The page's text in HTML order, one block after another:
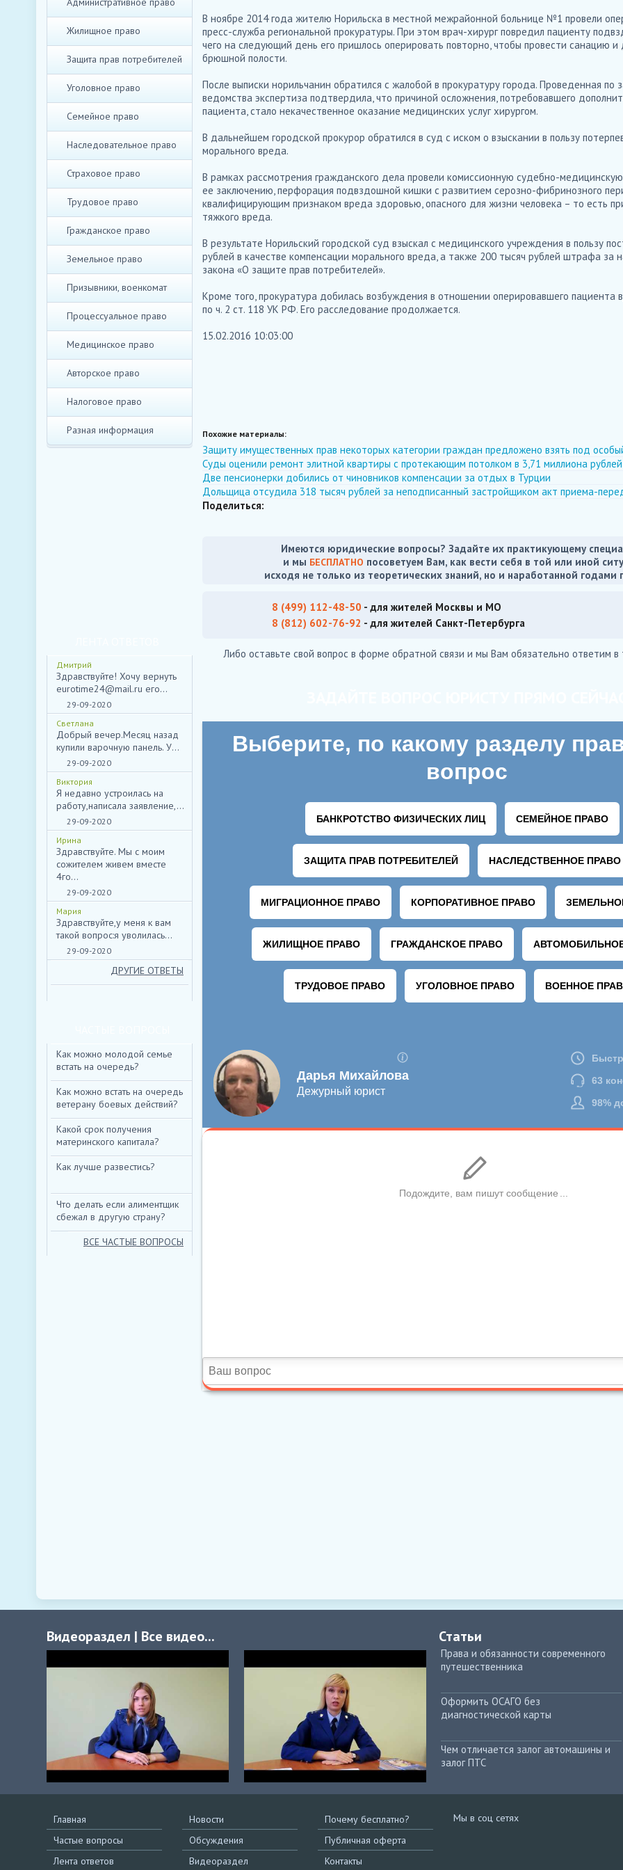
Жилищное право
Защита прав потребителей
Уголовное право
Семейное право
Наследовательное право
Страховое право
Трудовое право
Гражданское право
Земельное право
Призывники, военкомат
Процессуальное право
Медицинское право
Авторское право
Налоговое право
Разная информация
Дмитрий
Здравствуйте! Хочу вернуть
eurotime24@mail.ru его...
29-09-2020
Светлана
Добрый вечер.Месяц назад
купили варочную панель. У...
29-09-2020
Виктория
Я недавно устроилась на
работу,написала заявление,...
29-09-2020
Ирина
Здравствуйте. Мы с моим
сожителем живем вместе
4го...
29-09-2020
Мария
Здравствуйте,у меня к вам
такой вопрос:я уволилась...
29-09-2020
ДРУГИЕ ОТВЕТЫ
Как можно молодой семье
встать на очередь?
Как можно встать на очередь
ветерану боевых действий?
Какой срок получения
материнского капитала?
Как лучше развестись?
Что делать если алиментщик
сбежал в другую страну?
ВСЕ ЧАСТЫЕ ВОПРОСЫ
В ноябре 2014 года жителю Норильска в местной межрайонной больнице №1 провели
пресс-служба региональной прокуратуры. При этом врач-хирург повредил пациенту
чего на следующий день его пришлось оперировать повторно, чтобы провести санацию и
брюшной полости.
После выписки норильчанин обратился с жалобой в прокуратуру города. Проведенная по
ведомства экспертиза подтвердила, что причиной осложнения, потребовавшего
пациента, стало некачественное оказание медицинских услуг хирургом.
В дальнейшем городской прокурор обратился в суд с иском о взыскании в пользу
морального вреда.
В рамках рассмотрения гражданского дела провели комиссионную судебно-медицинскую
ее заключению, перфорация подвздошной кишки с развитием серозно-фибринозного
квалифицирующим признаком вреда здоровью, опасного для жизни человека – то есть
тяжкого вреда.
В результате Норильский городской суд взыскал с медицинского учреждения в пользу
рублей в качестве компенсации морального вреда, а также 200 тысяч рублей штрафа за
закона «О защите прав потребителей».
Кроме того, прокуратура добилась возбуждения в отношении оперировавшего пациента
по ч. 2 ст. 118 УК РФ. Его расследование продолжается.
15.02.2016 10:03:00
Похожие материалы:
Защиту имущественных прав некоторых категории граждан предложено взять под
Суды оценили ремонт элитной квартиры с протекающим потолком в 3,71 миллиона рублей
Две пенсионерки добились от чиновников компенсации за отдых в Турции
Дольщица отсудила 318 тысяч рублей за неподписанный застройщиком акт приема-
Поделиться:
Имеются юридические вопросы? Задайте их практикующему
и мы БЕСПЛАТНО посоветуем Вам, как вести себя в той или иной
исходя не только из теоретических знаний, но и наработанной годами
8 (499) 112-48-50 - для жителей Москвы и МО
8 (812) 602-76-92 - для жителей Санкт-Петербурга
Либо оставьте свой вопрос в форме обратной связи и мы Вам обязательно ответим
E-MAIL:
ТЕКСТ:
Видеораздел | Все видео... Статьи
Права и обязанности современного
путешественника
Оформить ОСАГО без
диагностической карты
Чем отличается залог автомашины и
залог ПТС
Главная
Частые вопросы
Лента ответов
Новости
Обсуждения
Видеораздел
Почему бесплатно?
Публичная оферта
Контакты
Мы в соц сетях